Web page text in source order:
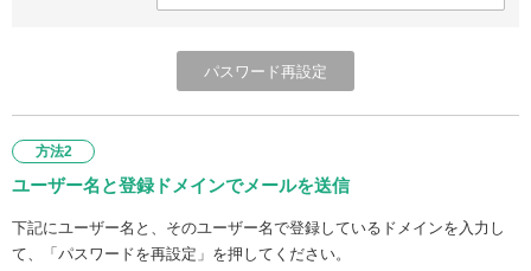
方法2
ユーザー名と登録ドメインでメールを送信
下記にユーザー名と、そのユーザー名で登録しているドメインを入力し
て、「パスワードを再設定」を押してください。